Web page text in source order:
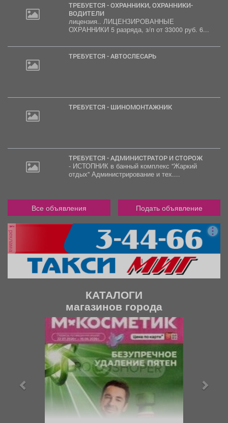
ТРЕБУЕТСЯ - ОХРАННИКИ, ОХРАННИКИ-
ВОДИТЕЛИ
лицензия.. ЛИЦЕНЗИРОВАННЫЕ
ОХРАННИКИ 5 разряда, з/п от 33000 руб. 6...
ТРЕБУЕТСЯ - АВТОСЛЕСАРЬ
ТРЕБУЕТСЯ - ШИНОМОНТАЖНИК
ТРЕБУЕТСЯ - АДМИНИСТРАТОР И СТОРОЖ
- ИСТОПНИК в банный комплекс "Жаркий
отдых" Администрирование и тех....
Все объявления Подать объявление
реклама
КАТАЛОГИ
магазинов города